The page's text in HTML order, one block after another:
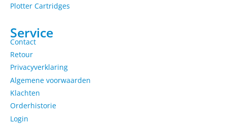
Plotter Cartridges
Service
Contact
Retour
Privacyverklaring
Algemene voorwaarden
Klachten
Orderhistorie
Login